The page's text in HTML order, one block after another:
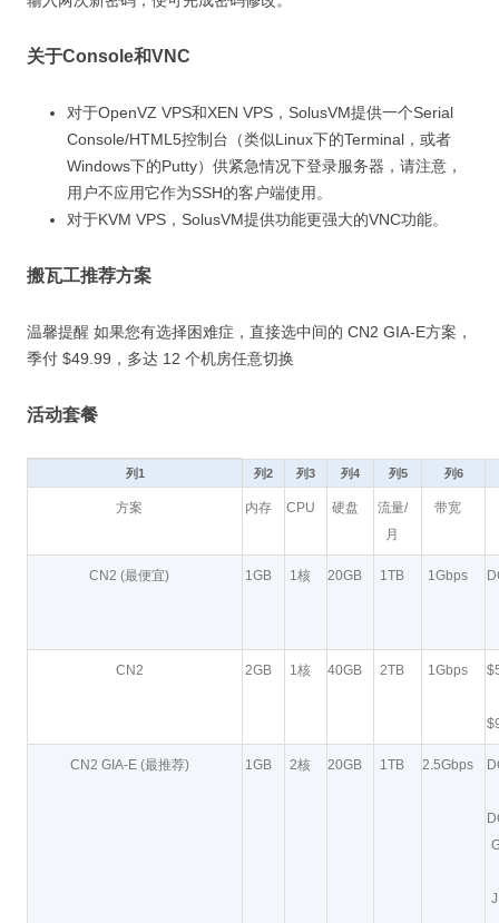
关于Console和VNC
对于OpenVZ VPS和XEN VPS，SolusVM提供一个Serial
Console/HTML5控制台（类似Linux下的Terminal，或者
Windows下的Putty）供紧急情况下登录服务器，请注意，
用户不应用它作为SSH的客户端使用。
对于KVM VPS，SolusVM提供功能更强大的VNC功能。
搬瓦工推荐方案
温馨提醒 如果您有选择困难症，直接选中间的 CN2 GIA-E方案，
季付 $49.99，多达 12 个机房任意切换
活动套餐
列1 列2 列3 列4 列5 列6
方案 内存 CPU 硬盘
流量/
月
带宽
CN2 (最便宜) 1GB 1核 20GB 1TB 1Gbps
CN2 2GB 1核 40GB 2TB 1Gbps
CN2 GIA-E (最推荐) 1GB 2核 20GB 1TB 2.5Gbps